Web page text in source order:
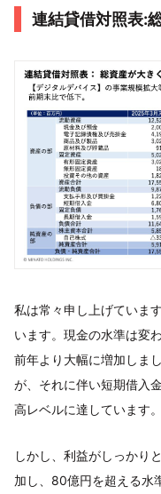
連結貸借対照表:
私は常々申し上げていま
います。現金の水準は変
前年より大幅に増加しま
が、それに伴い短期借入
高レベルに達しています。
しかし、利益がしっかり
加し、80億円を超える水